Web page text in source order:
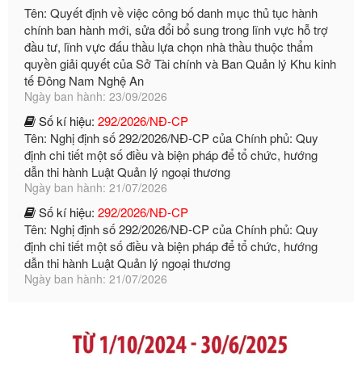
đầu tư, lĩnh vực đấu thầu lựa chọn nhà thầu thuộc thẩm
quyền giải quyết của Sở Tài chính và Ban Quản lý Khu kinh
tế Đông Nam Nghệ An
Ngày ban hành: 23/09/2026
Số kí hiệu: 292/2026/NĐ-CP
Tên: Nghị định số 292/2026/NĐ-CP của Chính phủ: Quy
định chi tiết một số điều và biện pháp để tổ chức, hướng
dẫn thi hành Luật Quản lý ngoại thương
Ngày ban hành: 21/07/2026
Số kí hiệu:292/2026/NĐ-CP
Tên: Nghị định số 292/2026/NĐ-CP của Chính phủ: Quy
định chi tiết một số điều và biện pháp để tổ chức, hướng
dẫn thi hành Luật Quản lý ngoại thương
Ngày ban hành: 21/07/2026
Số kí hiệu:105/2026/TT-BTC
Tên: Thông tư số 105/2026/TT-BTC của Bộ Tài chính: Bãi
phạt vi phạm hành chính trong lĩnh vực kho bạc nhà nước
Ngày ban hành: 21/07/2026